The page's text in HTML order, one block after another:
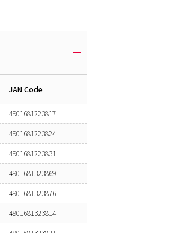
JAN Code
4901681223817
4901681223824
4901681223831
4901681323869
4901681323876
4901681323814